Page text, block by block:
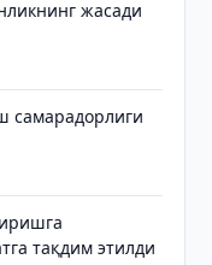
жасади
самарадорлиги
тақдим этилди